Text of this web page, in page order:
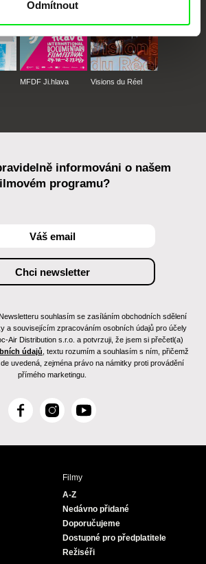
Odmítnout
MFDF Ji.hlava Visions du Réel
informováni o našem
programu?
souhlasím se zasíláním obchodních sdělení
a souvisejícím zpracováním osobních údajů pro účely
Air Distribution s.r.o. a potvrzuji, že jsem si přečetl(a)
údajů , textu rozumím a souhlasím s ním, přičemž
uvedená, zejména právo na námitky proti provádění
přímého marketingu.
F
c
I
s
Y
u
Filmy
A-Z
Nedávno přidané
Doporučujeme
Dostupné pro předplatitele
Režiséři